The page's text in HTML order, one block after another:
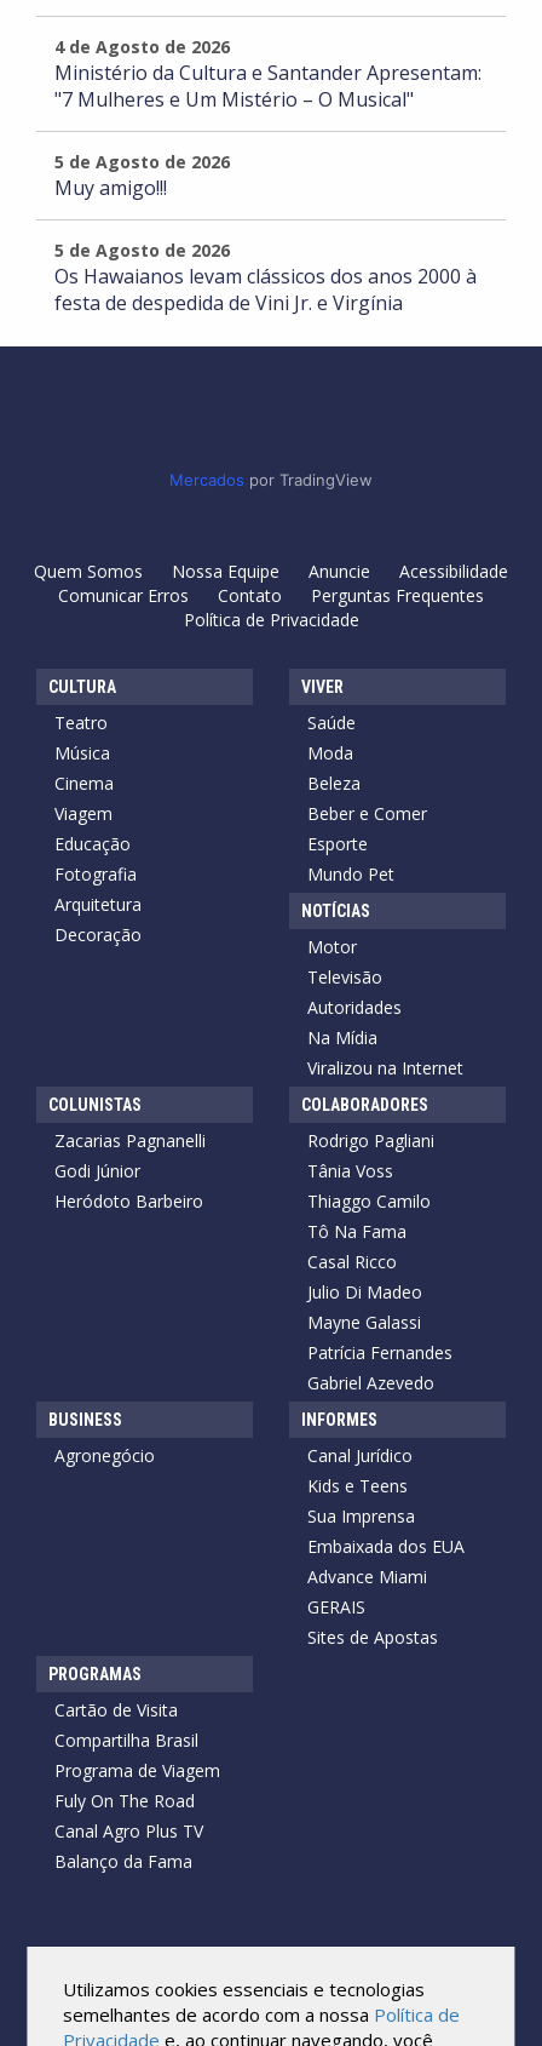
4 de Agosto de 2026
Ministério da Cultura e Santander Apresentam:
"7 Mulheres e Um Mistério – O Musical"
5 de Agosto de 2026
Muy amigo!!!
5 de Agosto de 2026
Os Hawaianos levam clássicos dos anos 2000 à
festa de despedida de Vini Jr. e Virgínia
Mercados por TradingView
Quem Somos Nossa Equipe Anuncie
Acessibilidade
Comunicar Erros
Contato
Perguntas Frequentes
Política de Privacidade
CULTURA
Teatro
Música
Cinema
Viagem
Educação
Fotografia
Arquitetura
Decoração
VIVER
Saúde
Moda
Beleza
Beber e Comer
Esporte
Mundo Pet
NOTÍCIAS
Motor
Televisão
Autoridades
Na Mídia
Viralizou na Internet
COLUNISTAS
Zacarias Pagnanelli
Godi Júnior
Heródoto Barbeiro
COLABORADORES
Rodrigo Pagliani
Tânia Voss
Thiaggo Camilo
Tô Na Fama
Casal Ricco
Julio Di Madeo
Mayne Galassi
Patrícia Fernandes
Gabriel Azevedo
BUSINESS
Agronegócio
INFORMES
Canal Jurídico
Kids e Teens
Sua Imprensa
Embaixada dos EUA
Advance Miami
GERAIS
Sites de Apostas
PROGRAMAS
Cartão de Visita
Compartilha Brasil
Programa de Viagem
Fuly On The Road
Canal Agro Plus TV
Balanço da Fama
Todos os direitos reservados.
Reprodução no todo ou em parte sob qualquer forma ou meio,
sem expressa autorização por escrito do Cartão de Visita, é
Utilizamos cookies essenciais e tecnologias
semelhantes de acordo com a nossa Política de
Privacidade e, ao continuar navegando, você